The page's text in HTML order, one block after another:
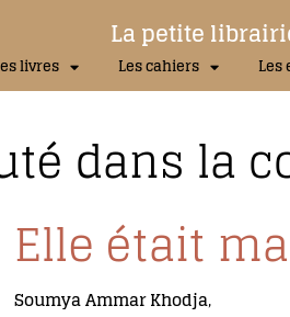
La petite
livres Les cahiers Les
dans la
Elle était
Soumya Ammar Khodja,